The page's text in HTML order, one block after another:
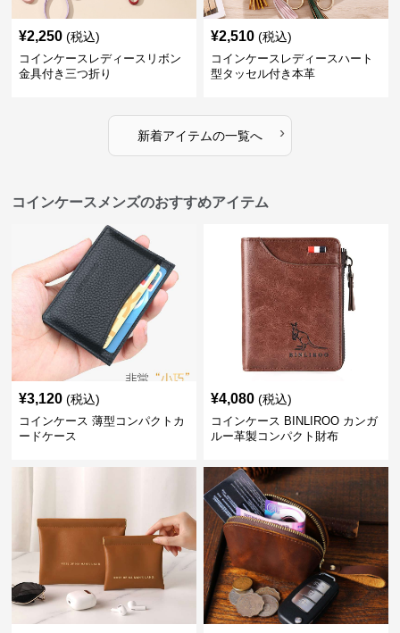
¥2,250 (税込)
コインケースレディースリボン
金具付き三つ折り
¥2,510 (税込)
コインケースレディースハート
型タッセル付き本革
新着アイテムの一覧へ ›
コインケースメンズのおすすめアイテム
¥3,120 (税込)
コインケース 薄型コンパクトカ
ードケース
¥4,080 (税込)
コインケース BINLIROO カンガ
ルー革製コンパクト財布